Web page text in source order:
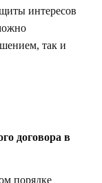
интересов
так и
договора в
порядке